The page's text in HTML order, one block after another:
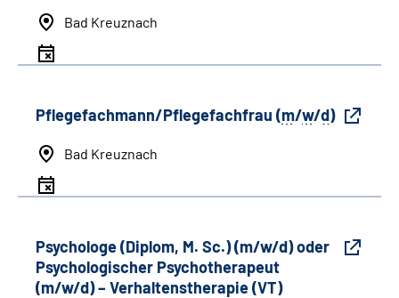
Bad Kreuznach
Pflegefachmann/Pflegefachfrau (m/w/d)
Bad Kreuznach
Psychologe (Diplom, M. Sc.) (m/w/d) oder
Psychologischer Psychotherapeut
(m/w/d) – Verhaltenstherapie (VT)